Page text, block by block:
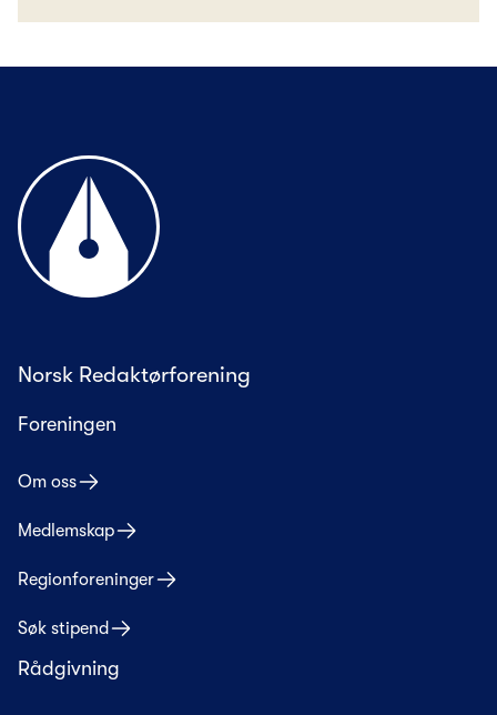
Til forsiden
Norsk Redaktørforening
Foreningen
Om oss
Medlemskap
Regionforeninger
Søk stipend
Rådgivning